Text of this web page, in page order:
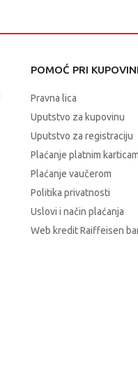
POMOĆ PRI KUPOVINI
Pravna lica
Uputstvo za kupovinu
Uputstvo za registraciju
Plaćanje platnim
Plaćanje vaučerom
Politika privatnosti
Uslovi i način plaćanja
Web kredit Raiffeisen